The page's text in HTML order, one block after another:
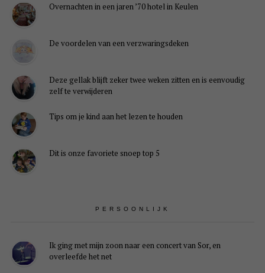
Overnachten in een jaren ’70 hotel in Keulen
De voordelen van een verzwaringsdeken
Deze gellak blijft zeker twee weken zitten en is eenvoudig
zelf te verwijderen
Tips om je kind aan het lezen te houden
Dit is onze favoriete snoep top 5
PERSOONLIJK
Ik ging met mijn zoon naar een concert van Sor, en
overleefde het net